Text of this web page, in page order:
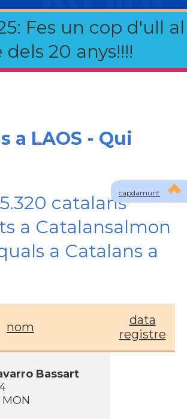
Fes un cop d'ull al
dels 20 anys!!!!
capdamunt
a LAOS - Qui
catalans
a Catalansalmon
a Catalans a
nom
data
registre
Bassart